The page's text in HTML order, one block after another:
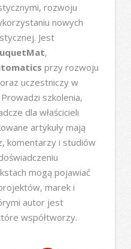
rozwoju
nowych
Jest
,
przy rozwoju
uczestniczy w
Prowadzi szkolenia,
dla właścicieli
artykuły mają
komentarzy i studiów
mogą pojawiać
marek i
autor jest
współtworzy.